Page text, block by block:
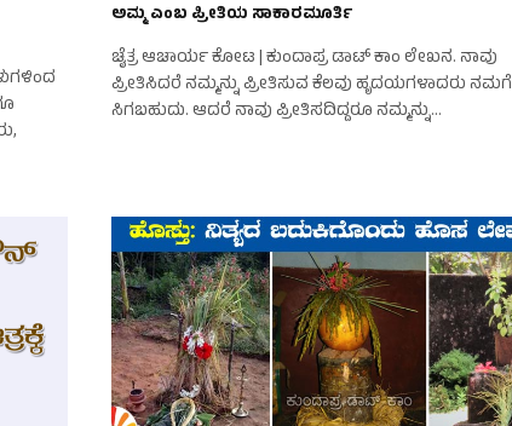
ಅಮ್ಮ ಎಂಬ ಪ್ರೀತಿಯ ಸಾಕಾರಮೂರ್ತಿ
ಚೈತ್ರ ಆಚಾರ್ಯ ಕೋಟ | ಕುಂದಾಪ್ರ ಡಾಟ್ ಕಾಂ ಲೇಖನ. ನಾವು
ಪ್ರೀತಿಸಿದರೆ ನಮ್ಮನ್ನು ಪ್ರೀತಿಸುವ ಕೆಲವು ಹೃದಯಗಳಾದರು ನಮಗೆ
ಸಿಗಬಹುದು. ಆದರೆ ನಾವು ಪ್ರೀತಿಸದಿದ್ದರೂ ನಮ್ಮನ್ನು…